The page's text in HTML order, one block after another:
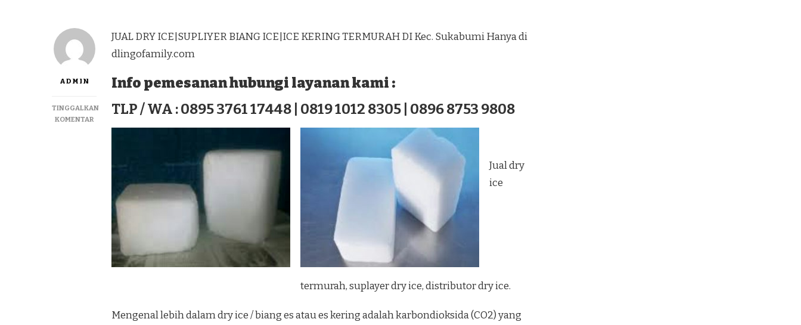
ADMIN
TINGGALKAN
KOMENTARPADA
TERMURAH
SUKABUMI
JUAL DRY ICE|SUPLIYER BIANG ICE|ICE KERING TERMURAH DI Kec. Sukabumi Hanya di
dlingofamily.com
Info pemesanan hubungi layanan kami :
TLP / WA : 0895 3761 17448 | 0819 1012 8305 | 0896 8753 9808
Jual dry
ice
termurah, suplayer dry ice, distributor dry ice.
Mengenal lebih dalam dry ice / biang es atau es kering adalah karbondioksida (CO2) yang